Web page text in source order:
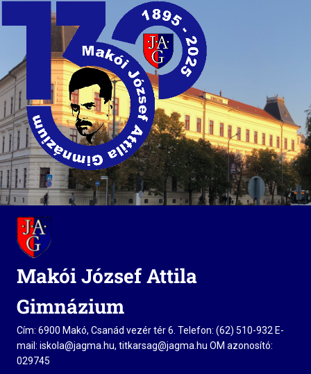
Skip
content
Makói József Attila
Gimnázium
Cím: 6900 Makó, Csanád vezér tér 6. Telefon: (62) 510-932 E-
mail: iskola@jagma.hu, titkarsag@jagma.hu OM azonosító:
029745